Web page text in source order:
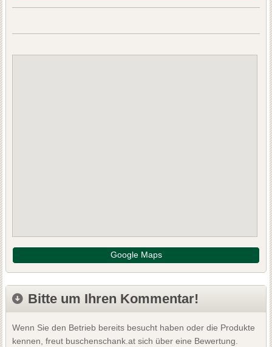
Google Maps
Bitte um Ihren Kommentar!
Wenn Sie den Betrieb bereits besucht haben oder die Produkte
kennen, freut buschenschank.at sich über eine Bewertung.